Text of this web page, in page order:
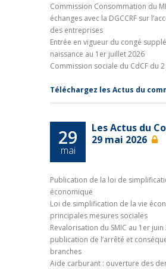
Commission Consommation du
échanges avec la DGCCRF sur
des entreprises
Entrée en vigueur du congé
naissance au 1er juillet 2026
Commission sociale du CdCF du
Téléchargez les Actus du
29
mai
Les Actus du
29 mai 2026
Publication de la loi de
économique
Loi de simplification de la vie
principales mesures sociales
Revalorisation du SMIC au 1er juin
publication de l’arrêté et
branches
Aide carburant : ouverture des